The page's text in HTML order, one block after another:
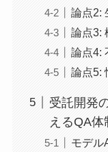
論点2:
論点3:
論点4:
論点5:
受託開発
えるQA体
モデル